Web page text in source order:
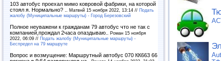
103 автобус проехал мимо ковровой фабрики, на которой
стоял я. Нормально? .. Матвнй 15 ноября 2022, 13:14 // Подать
жалобу (Муниципальные маршруты) - Город Березовский
Полное неуважени к гражданам 79 автобус что не так с
компанией,прождал 2часа опаздываю.. Роман 15 ноября
2022, 06:09 // Подать жалобу (Муниципальные маршруты) -
Беспредел на 79 маршруте
Вопрос и возмущение: Маршрутный автобус 070 КК663 66